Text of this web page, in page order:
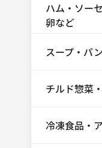
ハム・ソー
卵など
スープ・パ
チルド惣菜
冷凍食品・